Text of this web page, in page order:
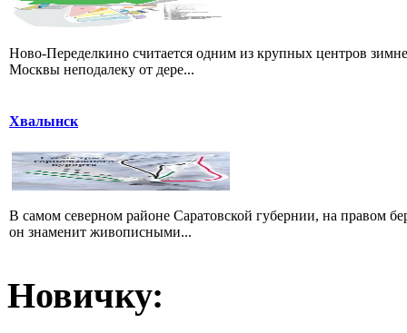
Ново-Переделкино считается одним из крупных центров
Москвы неподалеку от дере...
Хвалынск
В самом северном районе Саратовской губернии, на правом
он знаменит живописными...
Новичку: